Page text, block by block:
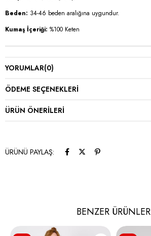
Beden: 34-46 beden aralığına uygundur.
Kumaş İçeriği: %100 Keten
YORUMLAR(0)
ÖDEME SEÇENEKLERI
ÜRÜN ÖNERILERI
ÜRÜNÜ PAYLAŞ:
BENZER ÜRÜNLER